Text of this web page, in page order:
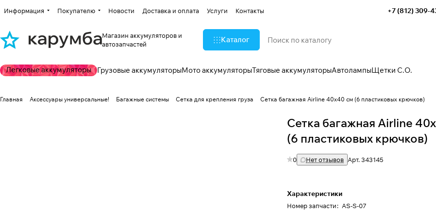
Информация Покупателю Новости Доставка и оплата Услуги Контакты +7 (812) 309-
Магазин аккумуляторов и
автозапчастей
Каталог
Легковые аккумуляторы Грузовые аккумуляторыМото аккумуляторыТяговые аккумуляторыАвтолампыЩетки С.О.
Главная Аксессуары универсальные! Багажные системы Сетка для крепления груза Сетка багажная Airline 40х40 см (6 пластиковых крючков)
Сетка багажная Airline
(6 пластиковых крючков)
0 Нет отзывов Арт.343145
Характеристики
Номер запчасти: AS-S-07